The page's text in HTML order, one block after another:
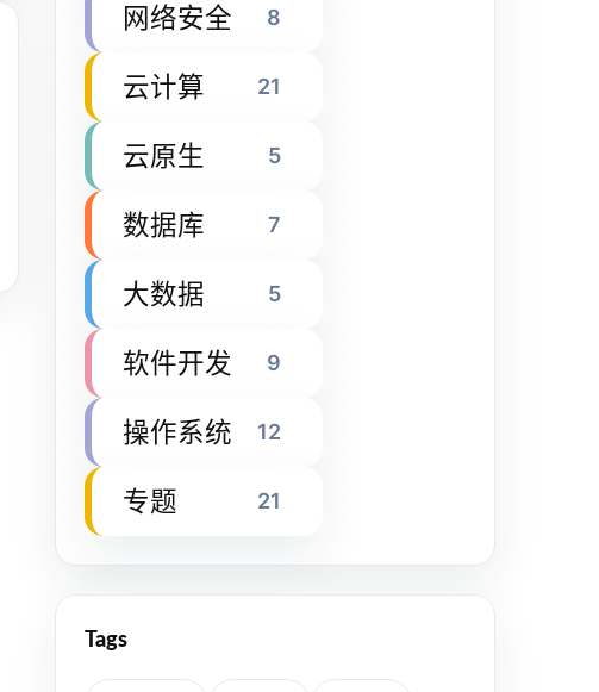
网络安全 8
云计算 21
云原生 5
数据库 7
大数据 5
软件开发 9
操作系统 12
专题 21
Tags